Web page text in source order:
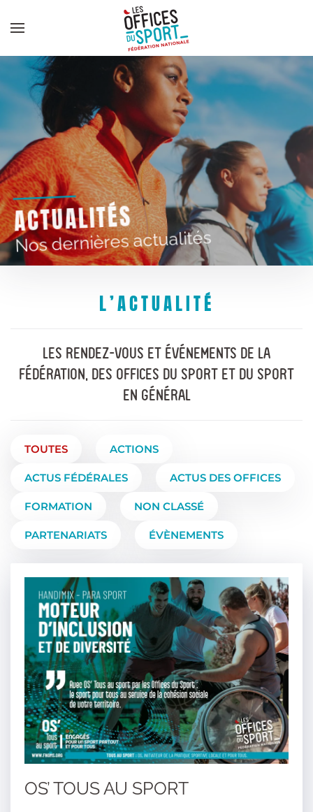
ACTUALITÉS
Nos dernières actualités
L’ACTUALITÉ
LES RENDEZ-VOUS ET ÉVÉNEMENTS DE LA
FÉDÉRATION, DES OFFICES DU SPORT ET DU SPORT
EN GÉNÉRAL
TOUTES ACTIONS
ACTUS FÉDÉRALES ACTUS DES OFFICES
FORMATION NON CLASSÉ
PARTENARIATS ÉVÈNEMENTS
OS’ TOUS AU SPORT
Panneau de gestion des cookies